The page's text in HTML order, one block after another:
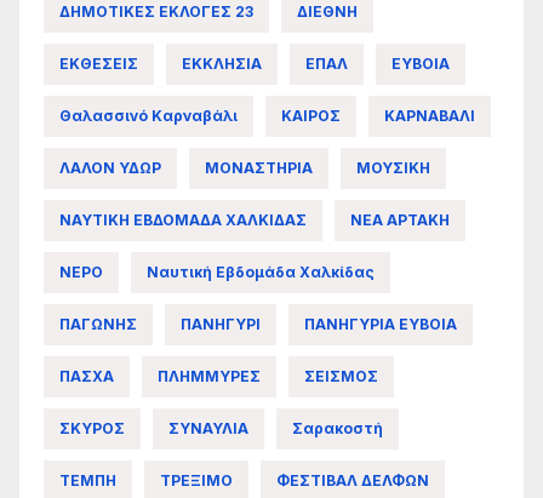
ΔΗΜΟΤΙΚΕΣ ΕΚΛΟΓΕΣ 23 ΔΙΕΘΝΗ
ΕΚΘΕΣΕΙΣ ΕΚΚΛΗΣΙΑ ΕΠΑΛ ΕΥΒΟΙΑ
Θαλασσινό Καρναβάλι ΚΑΙΡΟΣ ΚΑΡΝΑΒΑΛΙ
ΛΑΛΟΝ ΥΔΩΡ ΜΟΝΑΣΤΗΡΙΑ ΜΟΥΣΙΚΗ
ΝΑΥΤΙΚΗ ΕΒΔΟΜΑΔΑ ΧΑΛΚΙΔΑΣ ΝΕΑ ΑΡΤΑΚΗ
ΝΕΡΟ Ναυτική Εβδομάδα Χαλκίδας
ΠΑΓΩΝΗΣ ΠΑΝΗΓΥΡΙ ΠΑΝΗΓΥΡΙΑ ΕΥΒΟΙΑ
ΠΑΣΧΑ ΠΛΗΜΜΥΡΕΣ ΣΕΙΣΜΟΣ
ΣΚΥΡΟΣ ΣΥΝΑΥΛΙΑ Σαρακοστή
ΤΕΜΠΗ ΤΡΕΞΙΜΟ ΦΕΣΤΙΒΑΛ ΔΕΛΦΩΝ